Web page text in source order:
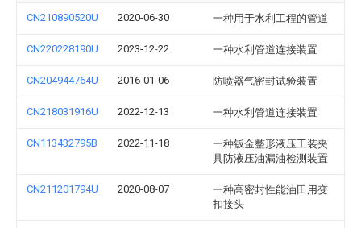
CN210890520U 2020-06-30 一种用于水利工程的管道
CN220228190U 2023-12-22 一种水利管道连接装置
CN204944764U 2016-01-06 防喷器气密封试验装置
CN218031916U 2022-12-13 一种水利管道连接装置
CN113432795B 2022-11-18
一种钣金整形液压工装夹
具防液压油漏油检测装置
CN211201794U 2020-08-07
一种高密封性能油田用变
扣接头